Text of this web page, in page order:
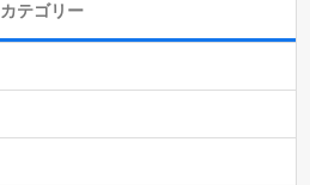
カテゴリー